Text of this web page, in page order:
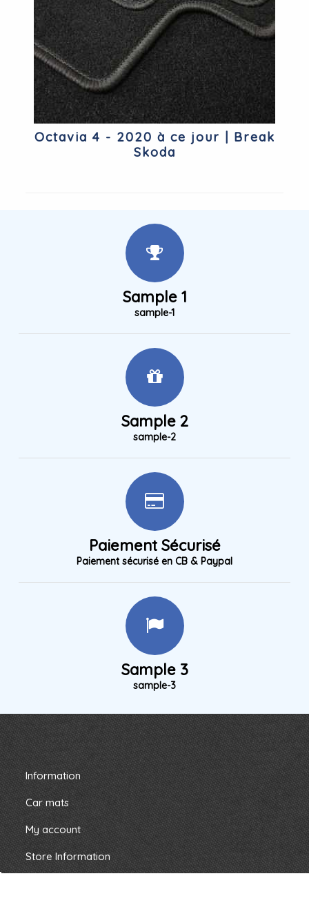
Octavia 4 - 2020 à ce jour | Break
Skoda
Sample 1
sample-1
Sample 2
sample-2
Paiement Sécurisé
Paiement sécurisé en CB & Paypal
Sample 3
sample-3
Information
Car mats
My account
Store Information